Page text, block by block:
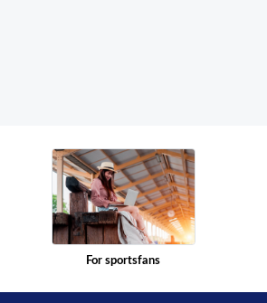
For sportsfans